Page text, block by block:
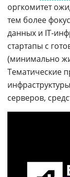
оргкомитет
тем более
данных и IT-
стартапы с
(минимально
Тематические
серверов,